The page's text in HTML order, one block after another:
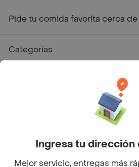
Pide tu comida favorita cerca de
Categorías
Facebook
Twitter
©2026Rappi Inc. All
Ingresa tu dirección
Mejor servicio, entregas más